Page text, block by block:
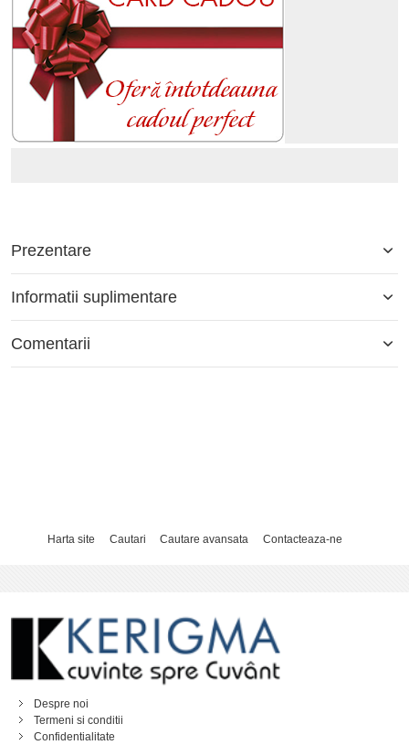
Prezentare
Informatii suplimentare
Comentarii
Harta site Cautari Cautare avansata Contacteaza-ne
Despre noi
Termeni si conditii
Confidentialitate